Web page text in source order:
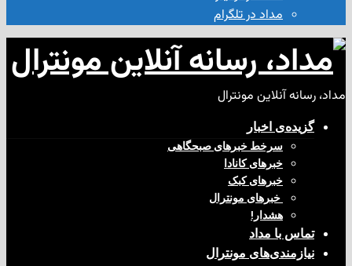
مداد در تلگرام
مونترال
اخبار
سرخط خبرهای صبحگاهی
خبرهای کانادا
خبرهای کبک
‌ خبرهای مونترال
مداد
مونترال